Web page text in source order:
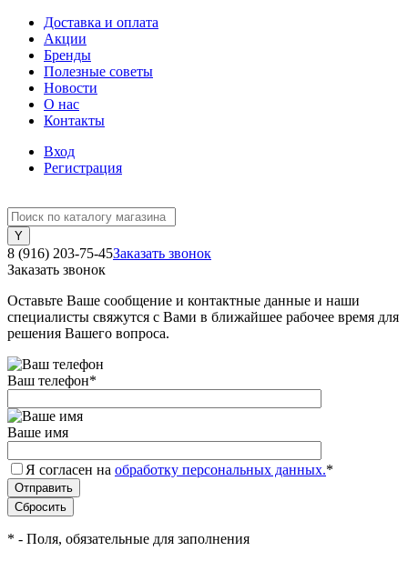
Доставка и оплата
Акции
Бренды
Полезные советы
Новости
О нас
Контакты
Вход
Регистрация
8 (916) 203-75-45Заказать звонок
Заказать звонок
Оставьте Ваше сообщение и контактные данные и наши
специалисты свяжутся с Вами в ближайшее рабочее время для
решения Вашего вопроса.
Ваш телефон*
Ваше имя
Я согласен на обработку персональных данных.*
* - Поля, обязательные для заполнения